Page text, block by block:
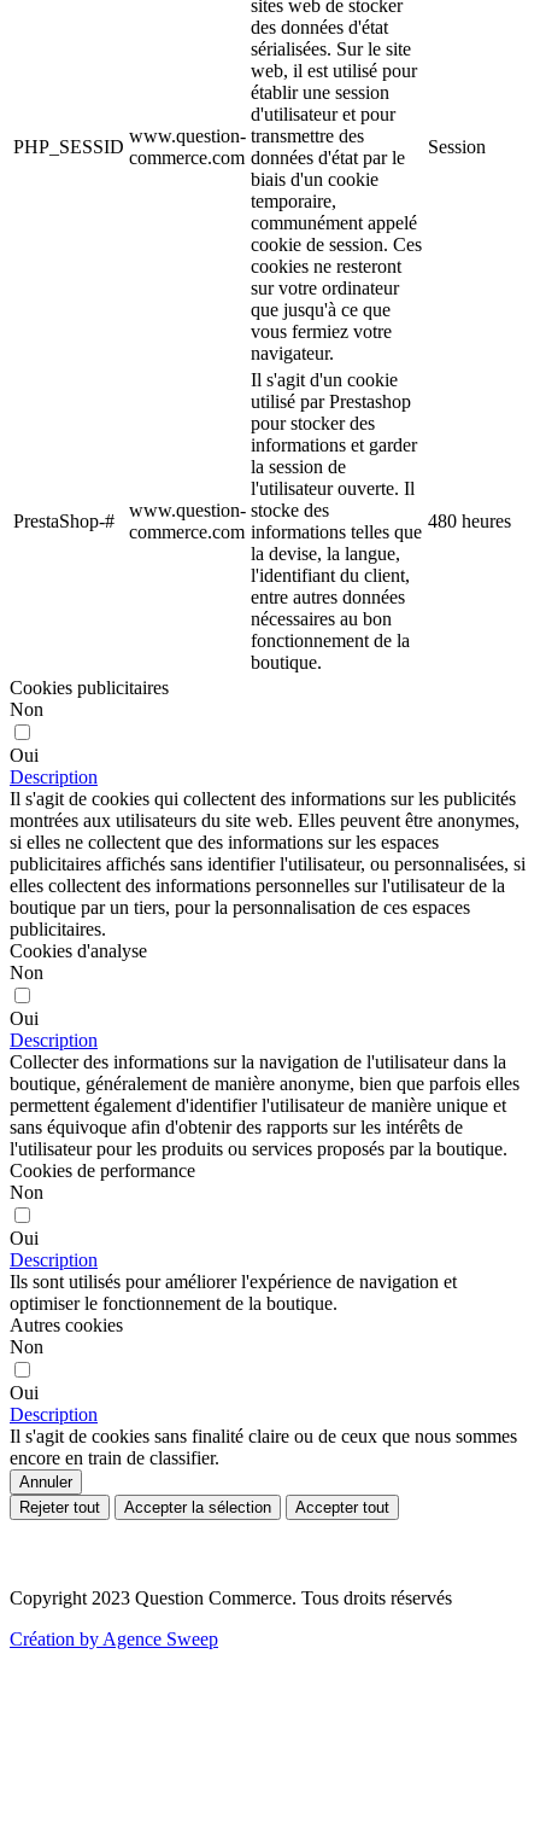
PHP_SESSID
www.question-
commerce.com
sites web de stocker
des données d'état
sérialisées. Sur le site
web, il est utilisé pour
établir une session
d'utilisateur et pour
transmettre des
données d'état par le
biais d'un cookie
temporaire,
communément appelé
cookie de session. Ces
cookies ne resteront
sur votre ordinateur
que jusqu'à ce que
vous fermiez votre
navigateur.
Session
PrestaShop-#
www.question-
commerce.com
Il s'agit d'un cookie
utilisé par Prestashop
pour stocker des
informations et garder
la session de
l'utilisateur ouverte. Il
stocke des
informations telles que
la devise, la langue,
l'identifiant du client,
entre autres données
nécessaires au bon
fonctionnement de la
boutique.
480 heures
Cookies publicitaires
Non
Oui
Description
Il s'agit de cookies qui collectent des informations sur les publicités
montrées aux utilisateurs du site web. Elles peuvent être anonymes,
si elles ne collectent que des informations sur les espaces
publicitaires affichés sans identifier l'utilisateur, ou personnalisées, si
elles collectent des informations personnelles sur l'utilisateur de la
boutique par un tiers, pour la personnalisation de ces espaces
publicitaires.
Cookies d'analyse
Non
Oui
Description
Collecter des informations sur la navigation de l'utilisateur dans la
boutique, généralement de manière anonyme, bien que parfois elles
permettent également d'identifier l'utilisateur de manière unique et
sans équivoque afin d'obtenir des rapports sur les intérêts de
l'utilisateur pour les produits ou services proposés par la boutique.
Cookies de performance
Non
Oui
Description
Ils sont utilisés pour améliorer l'expérience de navigation et
optimiser le fonctionnement de la boutique.
Autres cookies
Non
Oui
Description
Il s'agit de cookies sans finalité claire ou de ceux que nous sommes
encore en train de classifier.
Annuler
Rejeter tout
Accepter la sélection Accepter tout
Copyright 2023 Question Commerce. Tous droits réservés
Création by Agence Sweep